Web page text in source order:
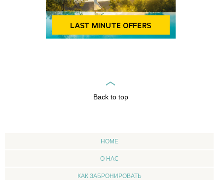
Back to top
HOME
О НАС
КАК ЗАБРОНИРОВАТЬ